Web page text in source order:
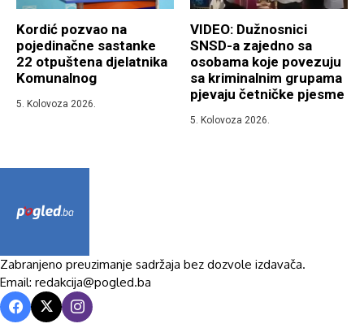
Kordić pozvao na
pojedinačne sastanke
22 otpuštena djelatnika
Komunalnog
5. Kolovoza 2026.
VIDEO: Dužnosnici
SNSD-a zajedno sa
osobama koje povezuju
sa kriminalnim grupama
pjevaju četničke pjesme
5. Kolovoza 2026.
Zabranjeno preuzimanje sadržaja bez dozvole izdavača.
Email: redakcija@pogled.ba